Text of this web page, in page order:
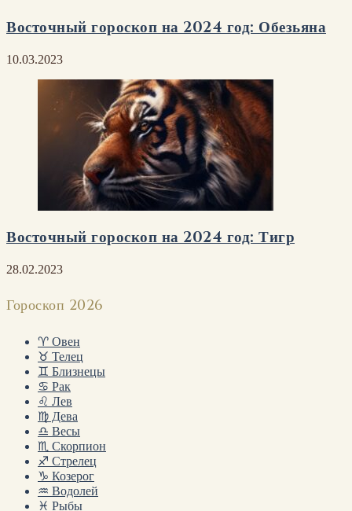
Восточный гороскоп на 2024 год: Обезьяна
10.03.2023
Восточный гороскоп на 2024 год: Тигр
28.02.2023
Гороскоп 2026
♈ Овен
♉ Телец
♊ Близнецы
♋ Рак
♌ Лев
♍ Дева
♎ Весы
♏ Скорпион
♐ Стрелец
♑ Козерог
♒ Водолей
♓ Рыбы